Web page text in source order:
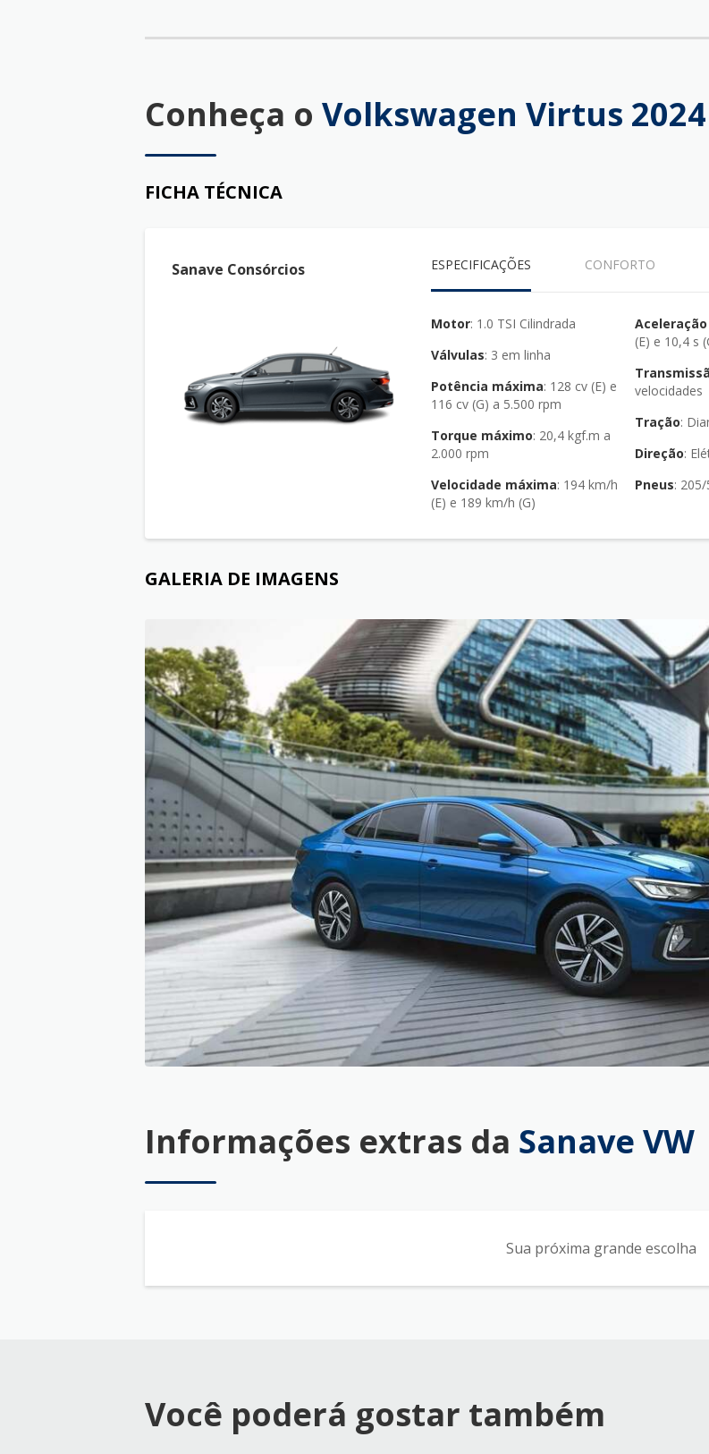
Conheça o Volkswagen Virtus 2024
FICHA TÉCNICA
Sanave Consórcios ESPECIFICAÇÕES CONFORTO
Motor : 1.0 TSI Cilindrada
Válvulas : 3 em linha
Potência máxima: 128 cv (E) e
116 cv (G) a 5.500 rpm
Torque máximo: 20,4 kgf.m a
2.000 rpm
Velocidade máxima: 194 km/h
(E) e 189 km/h (G)
(E) e 10,4 s
velocidades
Tração :
Direção :
Pneus :
GALERIA DE IMAGENS
Informações extras da Sanave VW
Sua próxima grande escolha
Você poderá gostar também